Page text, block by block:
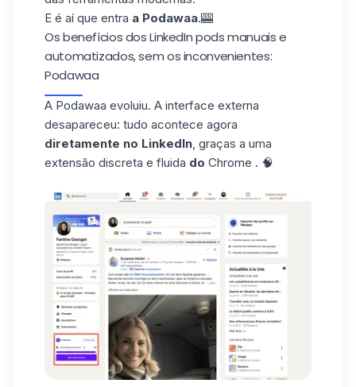
E é aí que entra a Podawaa.🎰
Os benefícios dos LinkedIn pods manuais e
automatizados, sem os inconvenientes:
Podawaa
A Podawaa evoluiu. A interface externa
desapareceu: tudo acontece agora
diretamente no LinkedIn , graças a uma
extensão discreta e fluida do Chrome . 🧠